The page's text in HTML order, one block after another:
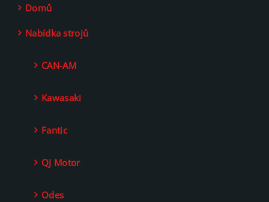
Domů
Nabídka strojů
CAN-AM
Kawasaki
Fantic
QJ Motor
Odes